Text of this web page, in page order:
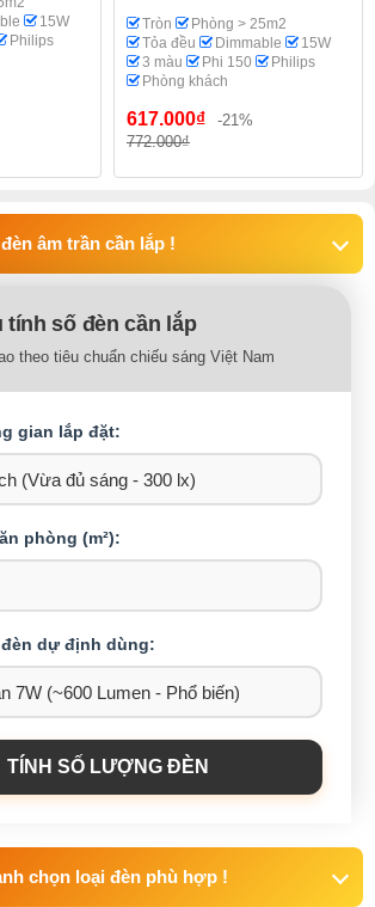
15W
Philips
Tròn
Phòng > 25m2
Tỏa đều
Dimmable
15W
3 màu
Phi 150
Philips
Phòng khách
617.000₫
-21%
772.000₫
âm trần cần lắp !
tính số đèn cần lắp
theo tiêu chuẩn chiếu sáng Việt Nam
gian lắp đặt:
phòng (m²):
dự định dùng:
TÍNH SỐ LƯỢNG ĐÈN
chọn loại đèn phù hợp !